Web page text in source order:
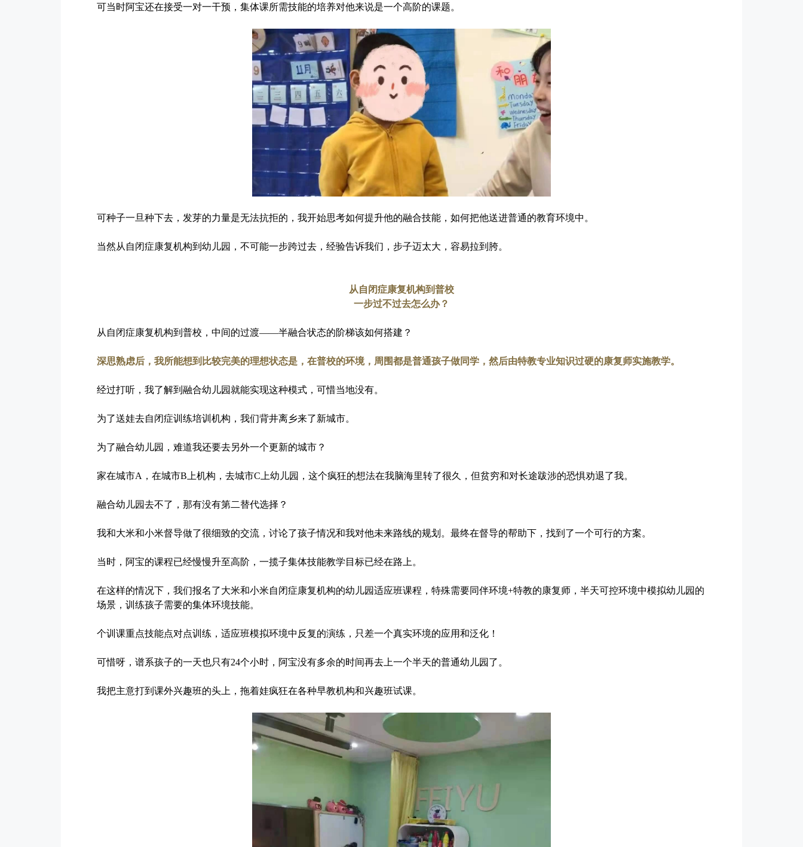
可当时阿宝还在接受一对一干预，集体课所需技能的培养对他来说是一个高阶的课题。
可种子一旦种下去，发芽的力量是无法抗拒的，我开始思考如何提升他的融合技能，如何把他送进普通的教育环境中。
当然从自闭症康复机构到幼儿园，不可能一步跨过去， 经验告诉我们，步子迈太大，容易拉到胯。
从自闭症康复机构到普校
一步过不过去怎么办？
从自闭症康复机构到普校，中间的过渡——半融合状态的阶梯该如何搭建？
深思熟虑后，我所能想到比较完美的理想状态是，在普校的环境，周围都是普通孩子做同学，然后由特教专业知识过硬的康复师实施教学。
经过打听，我了解到融合幼儿园就能实现这种模式，可惜当地没有。
为了送娃去自闭症训练培训机构，我们背井离乡来了新城市。
为了融合幼儿园， 难道我还要去另外一个更新的城市？
家在城市A，在城市B上机构，去城市C上幼儿园，这个疯狂的想法在我脑海里转了很久，但贫穷和对长途跋涉的恐惧劝退了我。
融合幼儿园去不了，那有没有第二替代选择？
我和大米和小米督导做了很细致的交流，讨论了孩子情况和我对他未来路线的规划。最终在督导的帮助下，找到了一个可行的方案。
当时，阿宝的课程已经慢慢升至高阶，一揽子集体技能教学目标已经在路上。
在这样的情况下，我们报名了大米和小米自闭症康复机构的幼儿园适应班课程，特殊需要同伴环境+特教的康复师，半天可控环境中模拟幼儿园的
场景， 训练孩子需要的集体环境技能。
个训课重点技能点对点训练，适应班模拟环境中反复的演练，只差一个真实环境的应用和泛化！
可惜呀，谱系孩子的一天也只有24个小时，阿宝没有多余的时间再去上一个半天的普通幼儿园了。
我把主意打到课外兴趣班的头上，拖着娃疯狂在各种早教机构和兴趣班试课。